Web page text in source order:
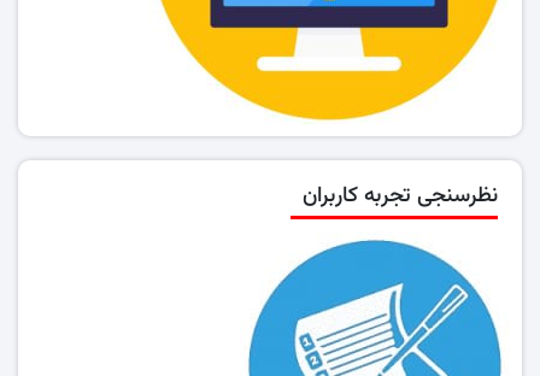
نظرسنجی تجربه کاربران